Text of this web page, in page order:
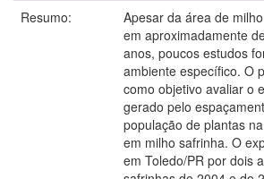
Resumo:
Apesar da área de
em aproximadamente
anos, poucos estudos
ambiente específico. O
como objetivo avaliar o
gerado pelo
população de plantas
em milho safrinha. O
em Toledo/PR por dois